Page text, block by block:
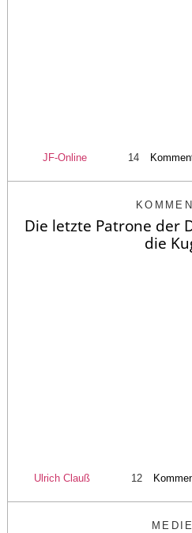
JF-Online 14
Die letzte Patrone der
die
Ulrich Clauß 12